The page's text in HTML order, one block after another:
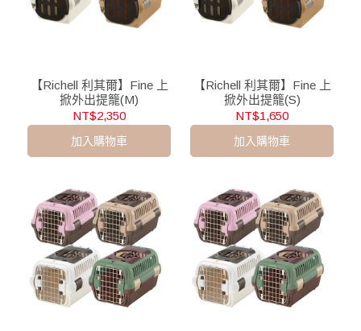
【Richell 利其爾】Fine 上
掀外出提籠(M)
NT$2,350
加入購物車
【Richell 利其爾】Fine 上
掀外出提籠(S)
NT$1,650
加入購物車